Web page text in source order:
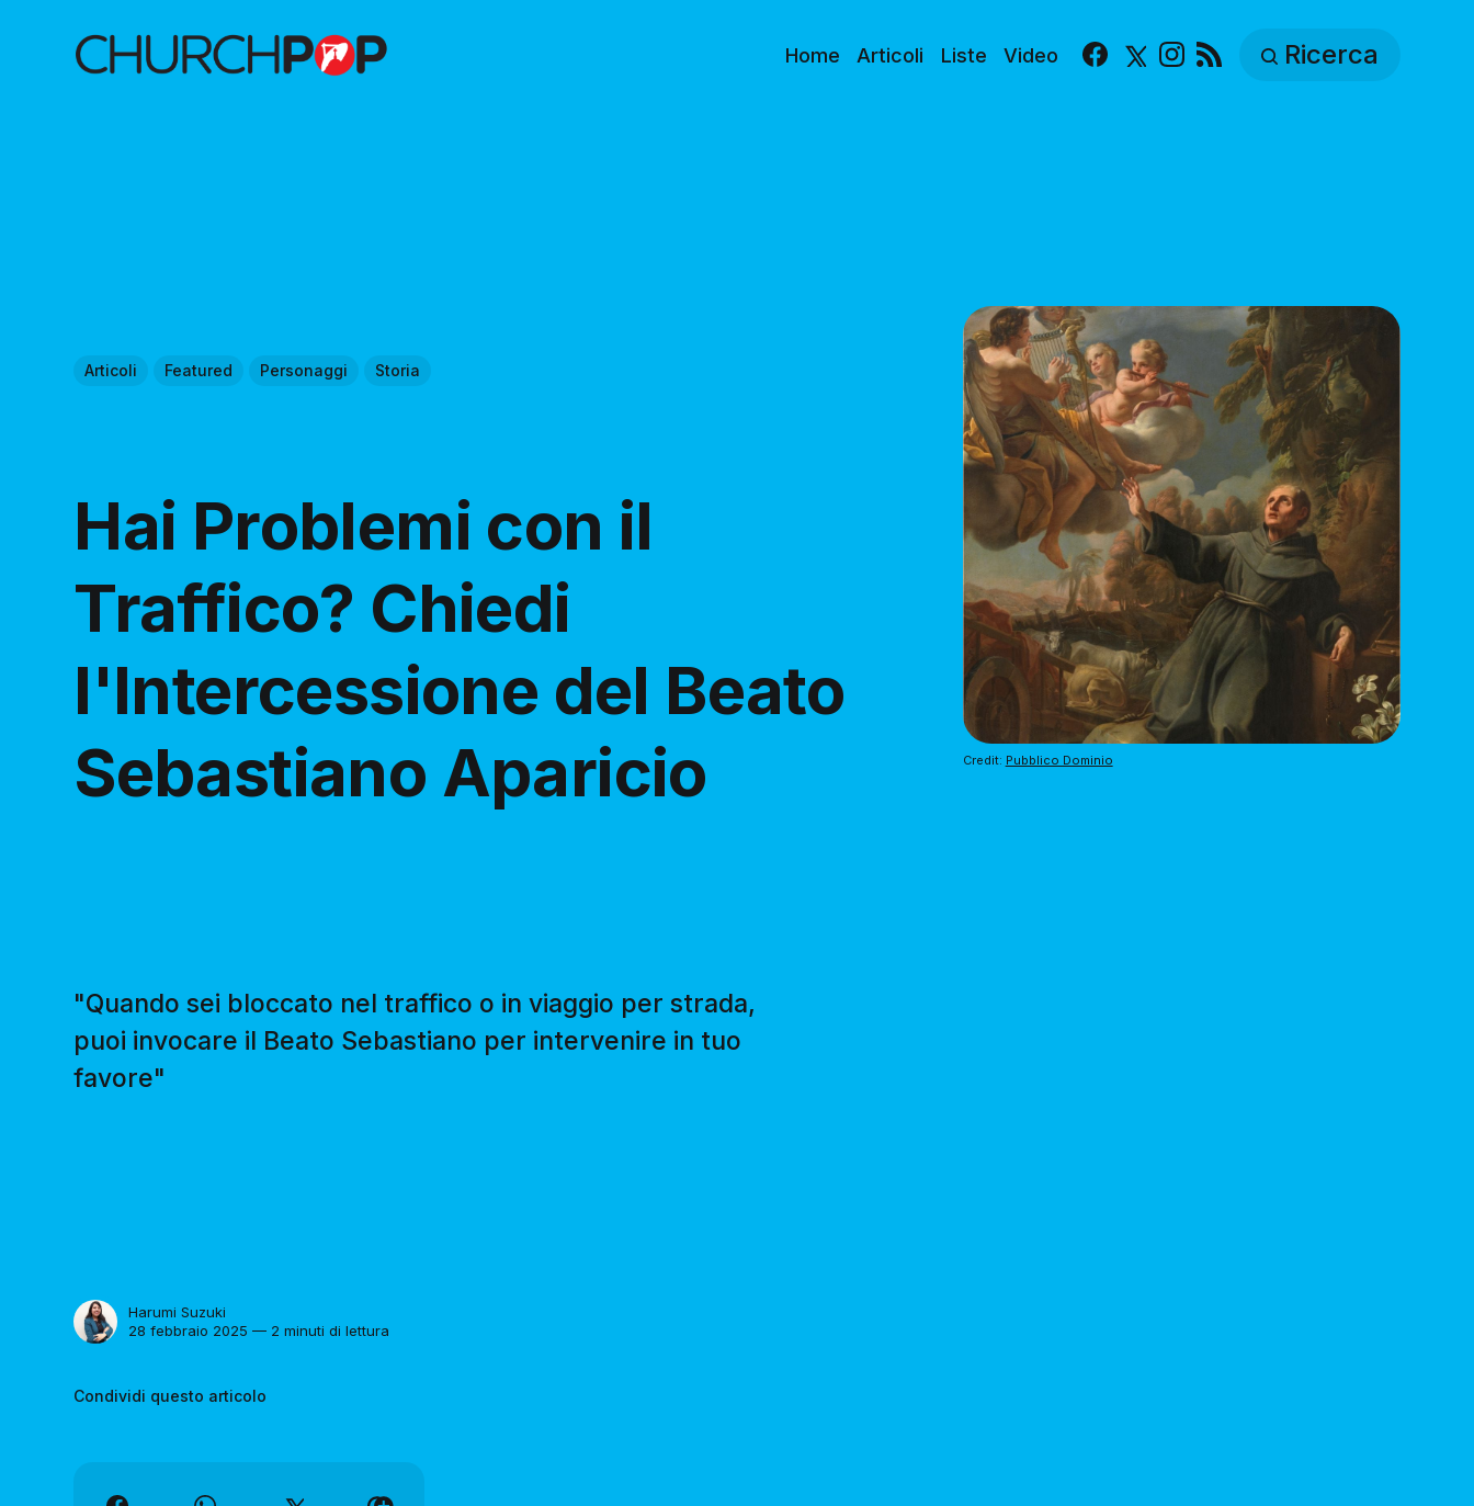
Home Articoli Liste Video Facebook
X Instagram Ricerca
Articoli Featured Personaggi Storia
Hai Problemi con il
Traffico? Chiedi
l'Intercessione del Beato
Sebastiano Aparicio
"Quando sei bloccato nel traffico o in viaggio per strada,
puoi invocare il Beato Sebastiano per intervenire in tuo
favore"
Harumi Suzuki
28 febbraio 2025 — 2 minuti di lettura
Condividi questo articolo
Credit: Pubblico Dominio